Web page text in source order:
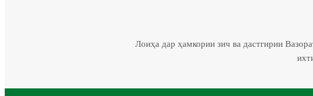
Лоиҳа дар ҳамкории зич ва дастгирии